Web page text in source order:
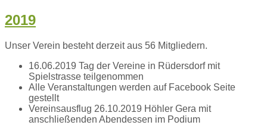
2019
Unser Verein besteht derzeit aus 56 Mitgliedern.
16.06.2019 Tag der Vereine in Rüdersdorf mit
Spielstrasse teilgenommen
Alle Veranstaltungen werden auf Facebook Seite
gestellt
Vereinsausflug 26.10.2019 Höhler Gera mit
anschließenden Abendessen im Podium